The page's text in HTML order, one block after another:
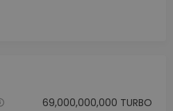
69,000,000,000 TURBO